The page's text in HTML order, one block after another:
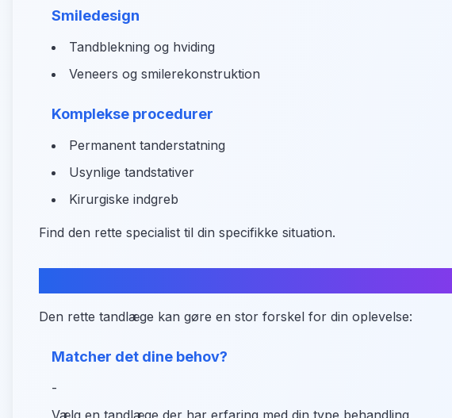
Smiledesign
Tandblekning og hviding
Veneers og smilerekonstruktion
Komplekse procedurer
Permanent tanderstatning
Usynlige tandstativer
Kirurgiske indgreb
Find den rette specialist til din specifikke situation.
Den rette tandlæge kan gøre en stor forskel for din oplevelse:
Matcher det dine behov?
-
Vælg en tandlæge der har erfaring med din type behandling